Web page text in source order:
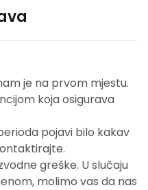
je na prvom mjestu.
koja osigurava
pojavi bilo kakav
greške. U slučaju
molimo vas da nas